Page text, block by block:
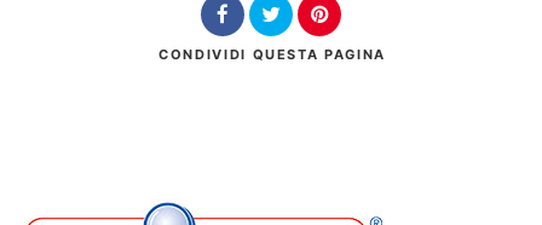
CONDIVIDI QUESTA PAGINA